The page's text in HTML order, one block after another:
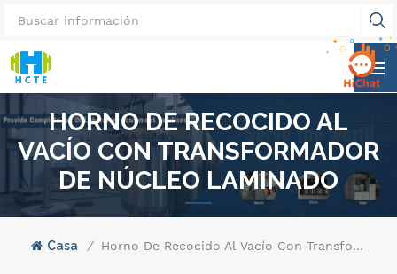
HORNO DE RECOCIDO AL
VACÍO CON TRANSFORMADOR
DE NÚCLEO LAMINADO
Casa / Horno De Recocido Al Vacío Con Transformador De Núcleo Laminado